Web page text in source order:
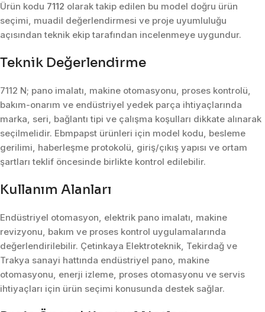
Ürün kodu 7112 olarak takip edilen bu model doğru ürün
seçimi, muadil değerlendirmesi ve proje uyumluluğu
açısından teknik ekip tarafından incelenmeye uygundur.
Teknik Değerlendirme
7112 N; pano imalatı, makine otomasyonu, proses kontrolü,
bakım-onarım ve endüstriyel yedek parça ihtiyaçlarında
marka, seri, bağlantı tipi ve çalışma koşulları dikkate alınarak
seçilmelidir. Ebmpapst ürünleri için model kodu, besleme
gerilimi, haberleşme protokolü, giriş/çıkış yapısı ve ortam
şartları teklif öncesinde birlikte kontrol edilebilir.
Kullanım Alanları
Endüstriyel otomasyon, elektrik pano imalatı, makine
revizyonu, bakım ve proses kontrol uygulamalarında
değerlendirilebilir. Çetinkaya Elektroteknik, Tekirdağ ve
Trakya sanayi hattında endüstriyel pano, makine
otomasyonu, enerji izleme, proses otomasyonu ve servis
ihtiyaçları için ürün seçimi konusunda destek sağlar.